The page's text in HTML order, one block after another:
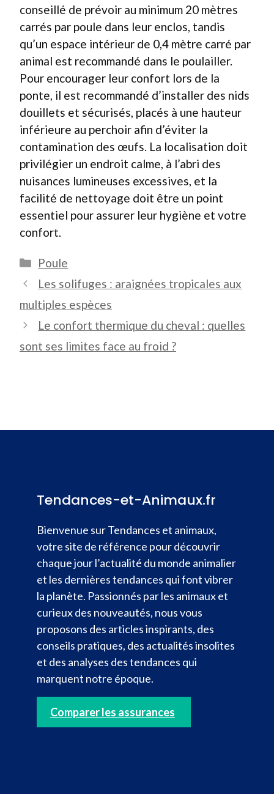
conseillé de prévoir au minimum 20 mètres
carrés par poule dans leur enclos, tandis
qu’un espace intérieur de 0,4 mètre carré par
animal est recommandé dans le poulailler.
Pour encourager leur confort lors de la
ponte, il est recommandé d’installer des nids
douillets et sécurisés, placés à une hauteur
inférieure au perchoir afin d’éviter la
contamination des œufs. La localisation doit
privilégier un endroit calme, à l’abri des
nuisances lumineuses excessives, et la
facilité de nettoyage doit être un point
essentiel pour assurer leur hygiène et votre
confort.
Catégories
Poule
Les solifuges : araignées tropicales aux
multiples espèces
Le confort thermique du cheval : quelles
sont ses limites face au froid ?
Tendances-et-Animaux.fr
Bienvenue sur Tendances et animaux,
votre site de référence pour découvrir
chaque jour l’actualité du monde animalier
et les dernières tendances qui font vibrer
la planète. Passionnés par les animaux et
curieux des nouveautés, nous vous
proposons des articles inspirants, des
conseils pratiques, des actualités insolites
et des analyses des tendances qui
marquent notre époque.
Comparer les assurances